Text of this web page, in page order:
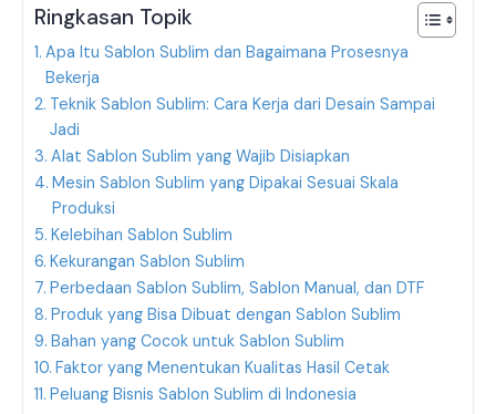
Ringkasan Topik
Apa Itu Sablon Sublim dan Bagaimana Prosesnya
Bekerja
Teknik Sablon Sublim: Cara Kerja dari Desain Sampai
Jadi
Alat Sablon Sublim yang Wajib Disiapkan
Mesin Sablon Sublim yang Dipakai Sesuai Skala
Produksi
Kelebihan Sablon Sublim
Kekurangan Sablon Sublim
Perbedaan Sablon Sublim, Sablon Manual, dan DTF
Produk yang Bisa Dibuat dengan Sablon Sublim
Bahan yang Cocok untuk Sablon Sublim
Faktor yang Menentukan Kualitas Hasil Cetak
Peluang Bisnis Sablon Sublim di Indonesia